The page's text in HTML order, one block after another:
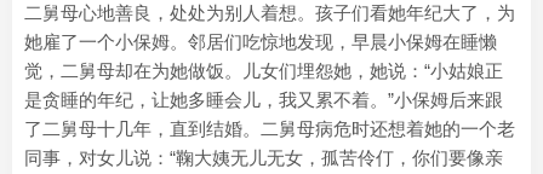
二舅母心地善良，处处为别人着想。孩子们看她年纪大了，为
她雇了一个小保姆。邻居们吃惊地发现，早晨小保姆在睡懒
觉，二舅母却在为她做饭。儿女们埋怨她，她说：“小姑娘正
是贪睡的年纪，让她多睡会儿，我又累不着。”小保姆后来跟
了二舅母十几年，直到结婚。二舅母病危时还想着她的一个老
同事，对女儿说：“鞠大姨无儿无女，孤苦伶仃，你们要像亲